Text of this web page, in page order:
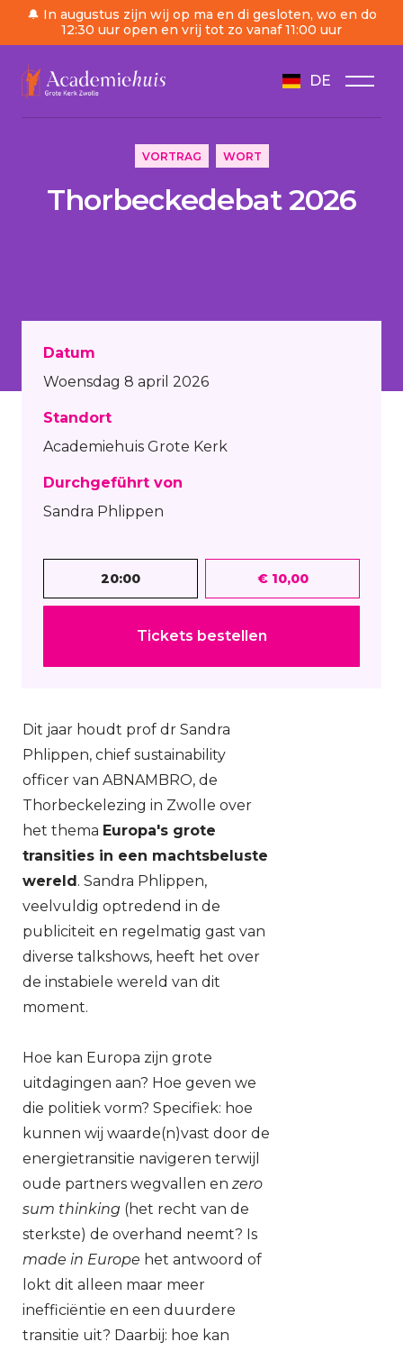
🔔 In augustus zijn wij op ma en di gesloten, wo en do
12:30 uur open en vrij tot zo vanaf 11:00 uur
DE
/ Tagesordnung
VORTRAG WORT
Thorbeckedebat 2026
Datum
Woensdag 8 april 2026
Standort
Academiehuis Grote Kerk
Durchgeführt von
Sandra Phlippen
20:00 € 10,00
Tickets bestellen
Dit jaar houdt prof dr Sandra
Phlippen, chief sustainability
officer van ABNAMBRO, de
Thorbeckelezing in Zwolle over
het thema Europa's grote
transities in een machtsbeluste
wereld. Sandra Phlippen,
veelvuldig optredend in de
publiciteit en regelmatig gast van
diverse talkshows, heeft het over
de instabiele wereld van dit
moment.
Hoe kan Europa zijn grote
uitdagingen aan? Hoe geven we
die politiek vorm? Specifiek: hoe
kunnen wij waarde(n)vast door de
energietransitie navigeren terwijl
oude partners wegvallen en zero
sum thinking (het recht van de
sterkste) de overhand neemt? Is
made in Europe het antwoord of
lokt dit alleen maar meer
inefficiëntie en een duurdere
transitie uit? Daarbij: hoe kan